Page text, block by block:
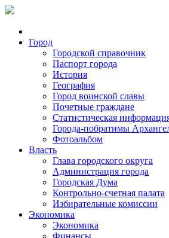
Город
Городской справочник
Паспорт города
История
География
Город воинской славы
Почетные граждане
Статистическая
Города-побратимы
Фотоальбом
Власть
Глава городского округа
Администрация города
Городская Дума
Контрольно-счетная палата
Избирательные комиссии
Экономика
Экономика
Финансы